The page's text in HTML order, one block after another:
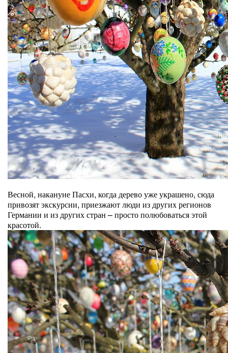
Весной, накануне Пасхи, когда дерево уже украшено, сюда
привозят экскурсии, приезжают люди из других регионов
Германии и из других стран – просто полюбоваться этой
красотой.